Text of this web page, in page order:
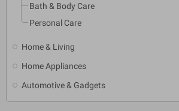
Bath & Body Care
Personal Care
Home & Living
Home Appliances
Automotive & Gadgets